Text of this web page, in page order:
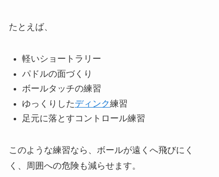
たとえば、
軽いショートラリー
パドルの面づくり
ボールタッチの練習
ゆっくりしたディンク練習
足元に落とすコントロール練習
このような練習なら、ボールが遠くへ飛びにく
く、周囲への危険も減らせます。